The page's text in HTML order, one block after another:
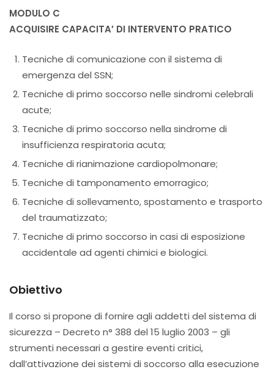
MODULO C
ACQUISIRE CAPACITA’ DI INTERVENTO PRATICO
Tecniche di comunicazione con il sistema di
emergenza del SSN;
Tecniche di primo soccorso nelle sindromi celebrali
acute;
Tecniche di primo soccorso nella sindrome di
insufficienza respiratoria acuta;
Tecniche di rianimazione cardiopolmonare;
Tecniche di tamponamento emorragico;
Tecniche di sollevamento, spostamento e trasporto
del traumatizzato;
Tecniche di primo soccorso in casi di esposizione
accidentale ad agenti chimici e biologici.
Obiettivo
Il corso si propone di fornire agli addetti del sistema di
sicurezza – Decreto n° 388 del 15 luglio 2003 – gli
strumenti necessari a gestire eventi critici,
dall’attivazione dei sistemi di soccorso alla esecuzione